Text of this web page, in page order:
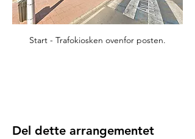
Start - Trafokiosken ovenfor posten.
Del dette arrangementet